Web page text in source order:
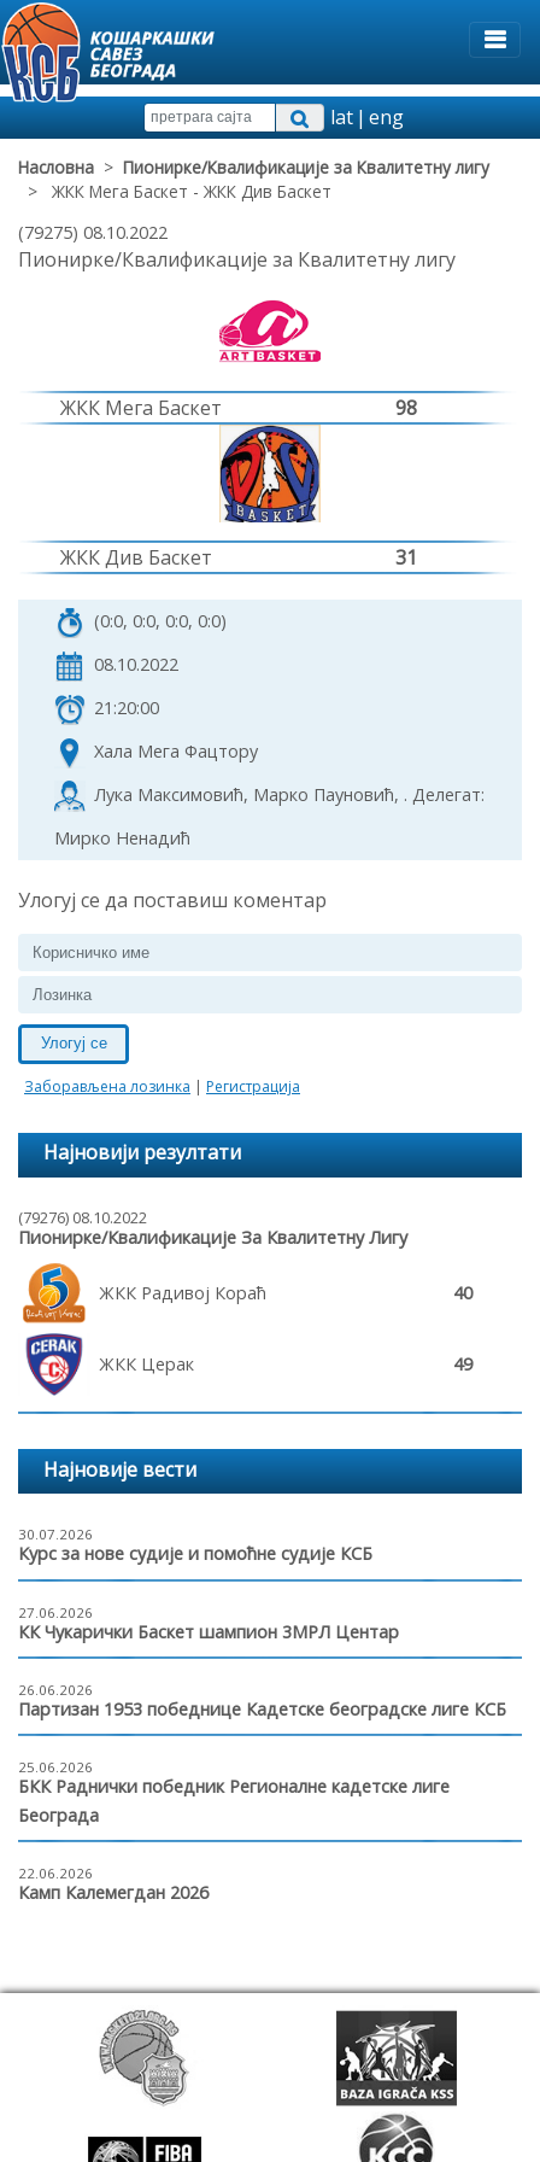
lat|eng
Насловна > Пионирке/Квалификације за Квалитетну лигу
> ЖКК Мега Баскет - ЖКК Див Баскет
(79275) 08.10.2022
Пионирке/Квалификације за Квалитетну лигу
ЖКК Мега Баскет 98
ЖКК Див Баскет 31
(0:0, 0:0, 0:0, 0:0)
08.10.2022
21:20:00
Хала Мега Фацторy
Лука Максимовић, Марко Пауновић, . Делегат:
Мирко Ненадић
Улогуј се да поставиш коментар
Улогуј се
Заборављена лозинка | Регистрација
Најновији резултати
(79276) 08.10.2022
Пионирке/Квалификације За Квалитетну Лигу
ЖКК Радивој Кораћ 40
ЖКК Церак 49
Најновије вести
30.07.2026
Курс за нове судије и помоћне судије КСБ
27.06.2026
КК Чукарички Баскет шампион 3МРЛ Центар
26.06.2026
Партизан 1953 победнице Кадетске београдске лиге КСБ
25.06.2026
БКК Раднички победник Регионалне кадетске лиге
Београда
22.06.2026
Камп Калемегдан 2026